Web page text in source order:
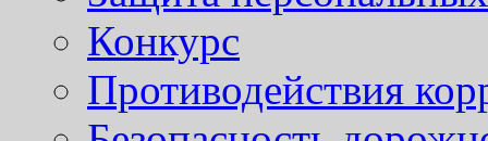
Конкурс
Противодействия